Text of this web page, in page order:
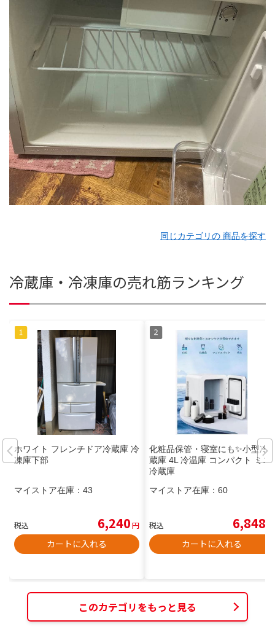
同じカテゴリの 商品を探す
冷蔵庫・冷凍庫の売れ筋ランキング
ホワイト フレンチドア冷蔵庫 冷
凍庫下部
マイストア在庫： 43
税込 6,240円
カートに入れる
化粧品保管・寝室にも✨小型冷
蔵庫 4L 冷温庫 コンパクト ミニ
冷蔵庫
マイストア在庫： 60
税込 6,848
カートに入れる
このカテゴリをもっと見る